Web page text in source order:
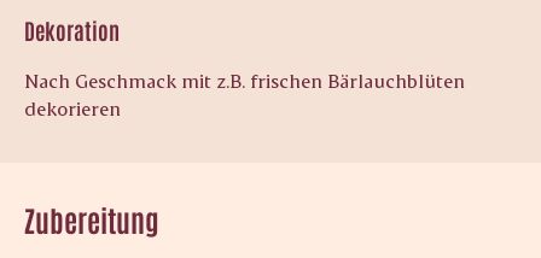
Dekoration
Nach Geschmack mit z.B. frischen Bärlauchblüten
dekorieren
Zubereitung